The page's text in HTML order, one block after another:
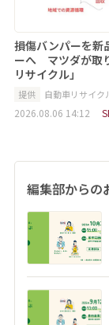
損傷バンパーを新
ーへ マツダが取
リサイクル」
提供 自動車リサイク
2026.08.06 14:12
編集部からの